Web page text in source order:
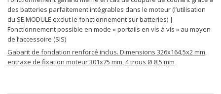
des batteries parfaitement intégrables dans le moteur (l’utilisation
du SE.MODULE exclut le fonctionnement sur batteries) |
Fonctionnement possible en mode « portails en vis à vis » au moyen
de l’accessoire (SIS)
Gabarit de fondation renforcé inclus. Dimensions 326x164,5x2 mm,
entraxe de fixation moteur 301x75 mm, 4 trous Ø 8,5 mm